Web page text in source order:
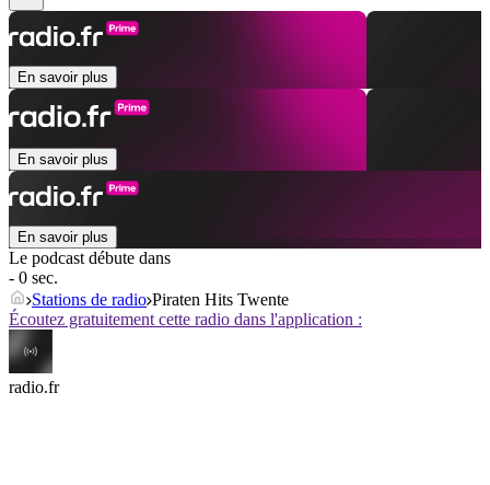
En savoir plus
En savoir plus
En savoir plus
Le podcast débute dans
- 0 sec.
Stations de radio Piraten Hits Twente
Écoutez gratuitement cette radio dans l'application :
radio.fr